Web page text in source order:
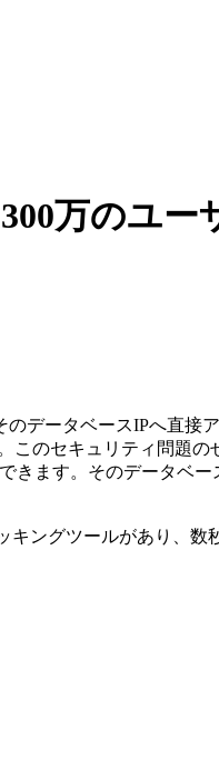
万のユー
データベースIPへ直接
このセキュリティ問題
きます。そのデータベ
ングツールがあり、